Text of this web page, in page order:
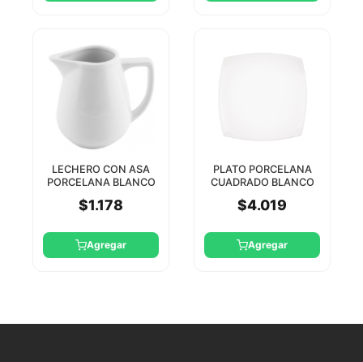
LECHERO CON ASA
PORCELANA BLANCO
$1.178
Agregar
PLATO PORCELANA
CUADRADO BLANCO
$4.019
Agregar